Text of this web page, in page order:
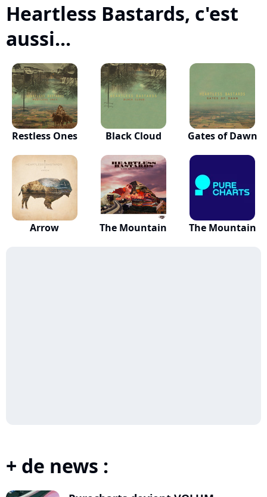
Heartless Bastards, c'est
aussi...
Restless Ones Black Cloud Gates of Dawn
Arrow The Mountain The Mountain
+ de news :